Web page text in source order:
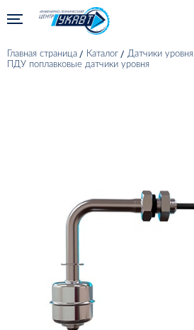
Главная страница Каталог
Датчики уровня
ПДУ поплавковые датчики уровня